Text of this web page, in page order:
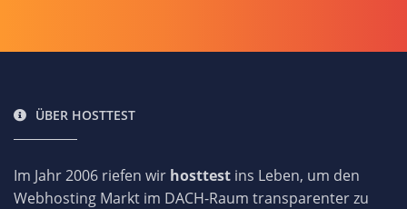
ÜBER HOSTTEST
Im Jahr 2006 riefen wir hosttest ins Leben, um den
Webhosting Markt im DACH-Raum transparenter zu